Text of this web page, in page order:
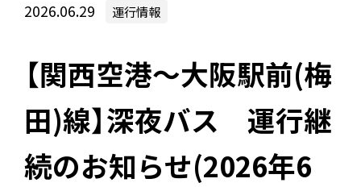
2026.06.29 運行情報
【関西空港～大阪駅前(梅
田)線】深夜バス 運行継
続のお知らせ(2026年6